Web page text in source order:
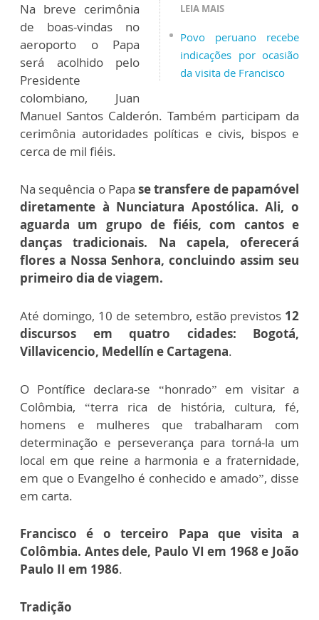
LEIA MAIS
Povo peruano recebe
indicações por ocasião
da visita de Francisco
Na breve cerimônia
de boas-vindas no
aeroporto o Papa
será acolhido pelo
Presidente
colombiano, Juan
Manuel Santos Calderón. Também participam da
cerimônia autoridades políticas e civis, bispos e
cerca de mil fiéis.
Na sequência o Papase transfere de papamóvel
diretamente à Nunciatura Apostólica. Ali, o
aguarda um grupo de fiéis, com cantos e
danças tradicionais. Na capela, oferecerá
flores a Nossa Senhora, concluindo assim seu
primeiro dia de viagem.
Até domingo, 10 de setembro, estão previstos 12
discursos em quatro cidades: Bogotá,
Villavicencio, Medellín e Cartagena.
O Pontífice declara-se “honrado” em visitar a
Colômbia, “terra rica de história, cultura, fé,
homens e mulheres que trabalharam com
determinação e perseverança para torná-la um
local em que reine a harmonia e a fraternidade,
em que o Evangelho é conhecido e amado”, disse
em carta.
Francisco é o terceiro Papa que visita a
Colômbia. Antes dele, Paulo VI em 1968 e João
Paulo II em 1986.
Tradição